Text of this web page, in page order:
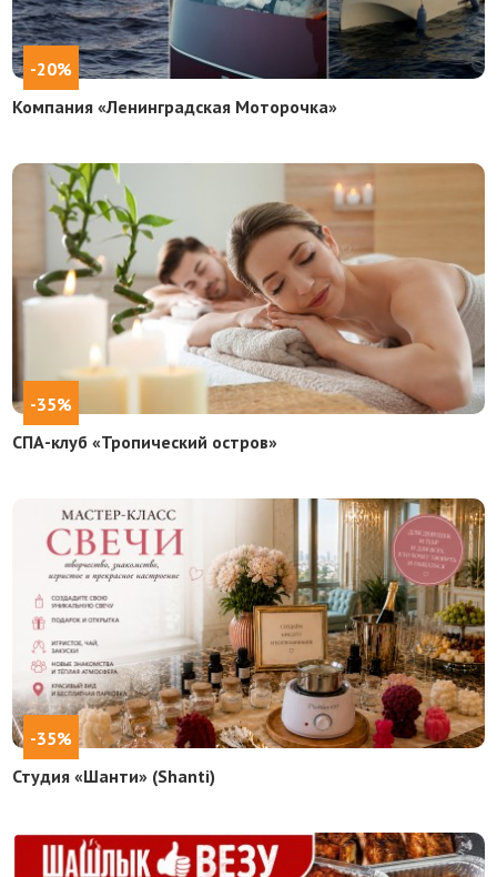
-20%
Компания «Ленинградская Моторочка»
-35%
СПА-клуб «Тропический остров»
-35%
Студия «Шанти» (Shanti)